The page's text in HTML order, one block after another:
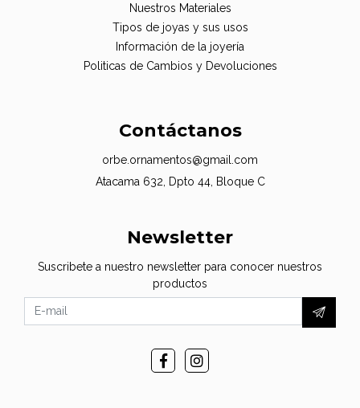
Nuestros Materiales
Tipos de joyas y sus usos
Información de la joyería
Politicas de Cambios y Devoluciones
Contáctanos
orbe.ornamentos@gmail.com
Atacama 632, Dpto 44, Bloque C
Newsletter
Suscribete a nuestro newsletter para conocer nuestros
productos